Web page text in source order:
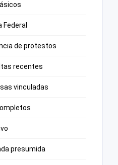
Federal
de protestos
recentes
vinculadas
presumida